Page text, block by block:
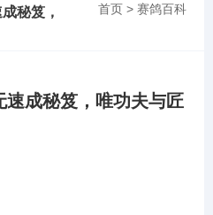
首页 > 赛鸽百科
秘笈，
成秘笈，唯功夫与匠